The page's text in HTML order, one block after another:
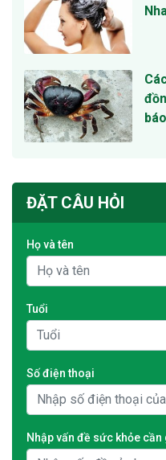
báo
ĐẶT CÂU HỎI
Họ và tên
Tuổi
Số điện thoại
Nhập vấn đề sức khỏe